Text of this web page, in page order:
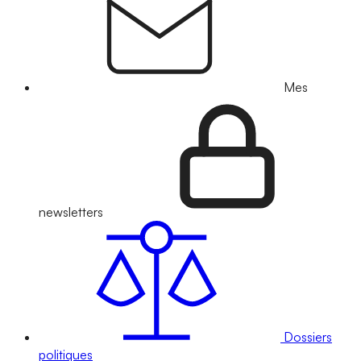
Mes
newsletters
Dossiers
politiques